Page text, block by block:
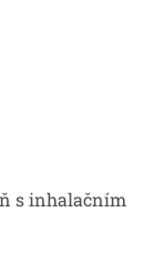
s inhalačním